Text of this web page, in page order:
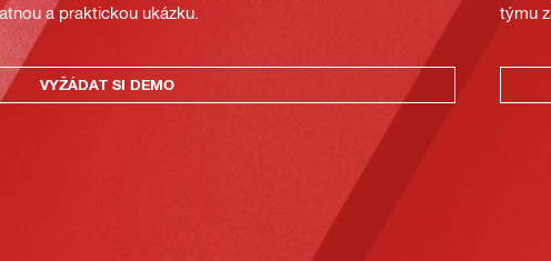
a praktickou ukázku.
VYŽÁDAT SI DEMO
týmu